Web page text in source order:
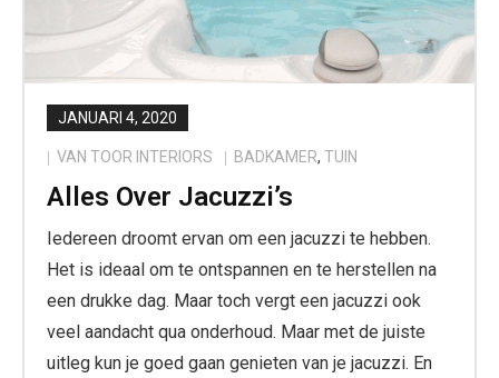
JANUARI 4, 2020
VAN TOOR INTERIORS BADKAMER, TUIN
Alles Over Jacuzzi’s
Iedereen droomt ervan om een jacuzzi te hebben.
Het is ideaal om te ontspannen en te herstellen na
een drukke dag. Maar toch vergt een jacuzzi ook
veel aandacht qua onderhoud. Maar met de juiste
uitleg kun je goed gaan genieten van je jacuzzi. En